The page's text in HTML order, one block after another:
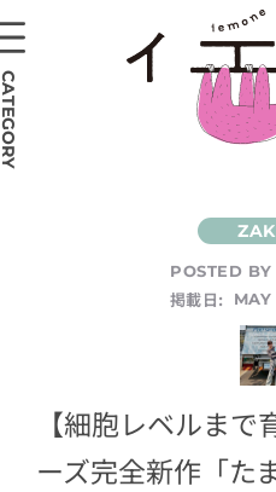
POSTED BY
掲載日:
MAY
【細胞レベルま
ーズ完全新作「た